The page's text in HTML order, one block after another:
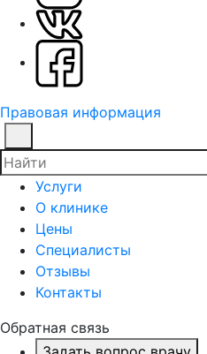
Правовая информация
Услуги
О клинике
Цены
Специалисты
Отзывы
Контакты
Обратная связь